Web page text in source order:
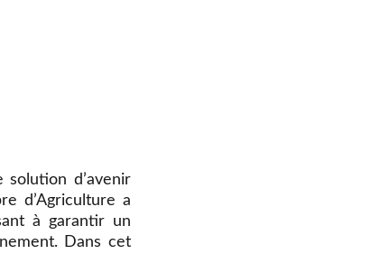
solution d’avenir
d’Agriculture a
à garantir un
Dans cet